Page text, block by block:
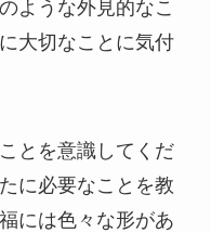
ような外見的なこ
大切なことに気付
とを意識してくだ
に必要なことを教
には色々な形があ